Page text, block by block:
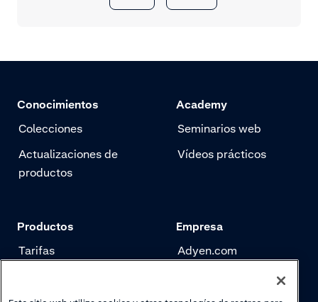
Conocimientos
Colecciones
Actualizaciones de
productos
Academy
Seminarios web
Vídeos prácticos
Productos
Tarifas
Empresa
Adyen.com